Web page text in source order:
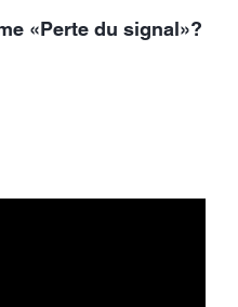
«Perte du signal»?